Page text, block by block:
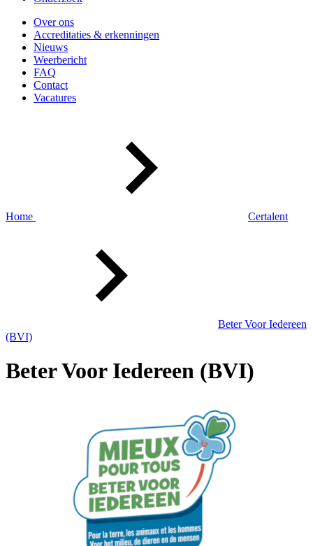
Over ons
Accreditaties & erkenningen
Nieuws
Weerbericht
FAQ
Contact
Vacatures
Home Certalent
Beter Voor Iedereen
(BVI)
Beter Voor Iedereen (BVI)